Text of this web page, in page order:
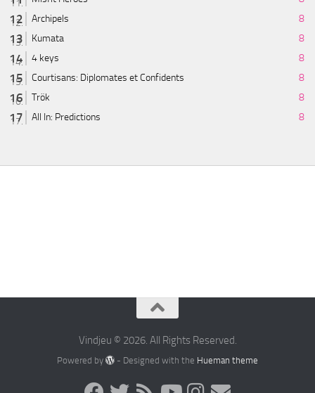
Archipels
8
Kumata
8
4 keys
8
Courtisans: Diplomates et Confidents
8
Trök
8
All In: Predictions
8
Vindjeu © 2026. All Rights Reserved.
Powered by - Designed with the Hueman theme